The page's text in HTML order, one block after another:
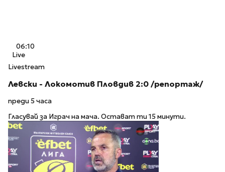
06:10
Live
Livestream
Левски - Локомотив Пловдив 2:0 /репортаж/
преди 5 часа
Гласувай за Играч на мача. Остават ти 15 минути.